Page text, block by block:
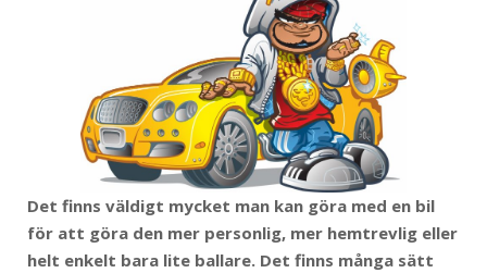
Det finns väldigt mycket man kan göra med en bil
för att göra den mer personlig, mer hemtrevlig eller
helt enkelt bara lite ballare. Det finns många sätt